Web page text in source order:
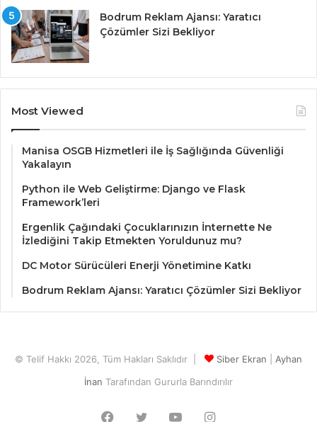
Bodrum Reklam Ajansı: Yaratıcı
Çözümler Sizi Bekliyor
Most Viewed
Manisa OSGB Hizmetleri ile İş Sağlığında Güvenliği
Yakalayın
Python ile Web Geliştirme: Django ve Flask
Framework’leri
Ergenlik Çağındaki Çocuklarınızın İnternette Ne
İzlediğini Takip Etmekten Yoruldunuz mu?
DC Motor Sürücüleri Enerji Yönetimine Katkı
Bodrum Reklam Ajansı: Yaratıcı Çözümler Sizi Bekliyor
© Telif Hakkı 2026, Tüm Hakları Saklıdır | Siber Ekran
Ayhan
İnan Tarafından Gururla Barındırılır
Facebook
Twitter YouTubeInstagram